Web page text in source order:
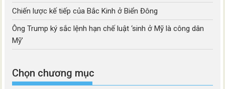
Chiến lược kế tiếp của Bắc Kinh ở Biển Đông
Ông Trump ký sắc lệnh hạn chế luật ‘sinh ở Mỹ là công dân
Mỹ’
Chọn chương mục